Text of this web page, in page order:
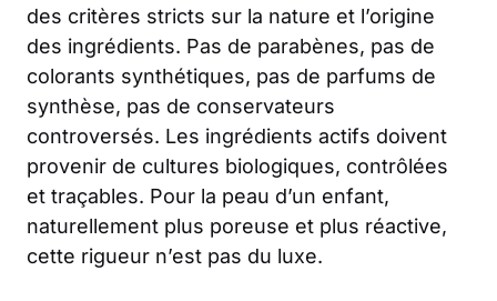
des critères stricts sur la nature et l’origine
des ingrédients. Pas de parabènes, pas de
colorants synthétiques, pas de parfums de
synthèse, pas de conservateurs
controversés. Les ingrédients actifs doivent
provenir de cultures biologiques, contrôlées
et traçables. Pour la peau d’un enfant,
naturellement plus poreuse et plus réactive,
cette rigueur n’est pas du luxe.